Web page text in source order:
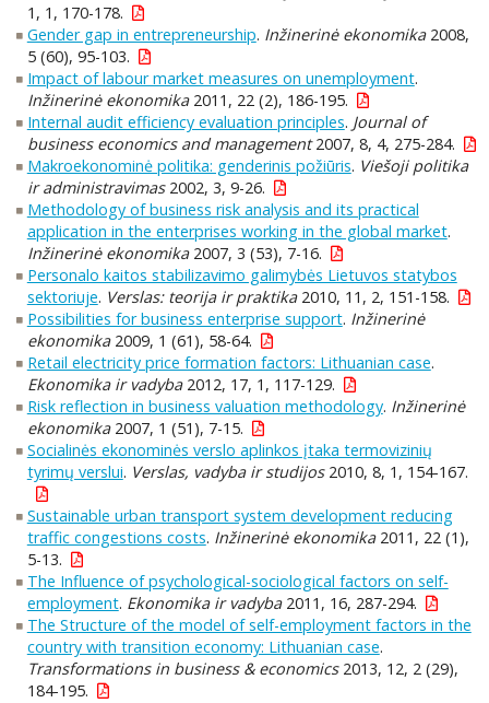
1, 1, 170-178.
Gender gap in entrepreneurship. Inžinerinė ekonomika2008,
5 (60), 95-103.
Impact of labour market measures on unemployment.
Inžinerinė ekonomika2011, 22 (2), 186-195.
Internal audit efficiency evaluation principles. Journal of
business economics and management2007, 8, 4, 275-284.
Makroekonominė politika: genderinis požiūris. Viešoji politika
ir administravimas2002, 3, 9-26.
Methodology of business risk analysis and its practical
application in the enterprises working in the global market.
Inžinerinė ekonomika2007, 3 (53), 7-16.
Personalo kaitos stabilizavimo galimybės Lietuvos statybos
sektoriuje. Verslas: teorija ir praktika2010, 11, 2, 151-158.
Possibilities for business enterprise support. Inžinerinė
ekonomika2009, 1 (61), 58-64.
Retail electricity price formation factors: Lithuanian case.
Ekonomika ir vadyba2012, 17, 1, 117-129.
Risk reflection in business valuation methodology. Inžinerinė
ekonomika2007, 1 (51), 7-15.
Socialinės ekonominės verslo aplinkos įtaka termovizinių
tyrimų verslui. Verslas, vadyba ir studijos2010, 8, 1, 154-167.
Sustainable urban transport system development reducing
traffic congestions costs. Inžinerinė ekonomika2011, 22 (1),
5-13.
The Influence of psychological-sociological factors on self-
employment. Ekonomika ir vadyba2011, 16, 287-294.
The Structure of the model of self-employment factors in the
country with transition economy: Lithuanian case.
Transformations in business & economics2013, 12, 2 (29),
184-195.